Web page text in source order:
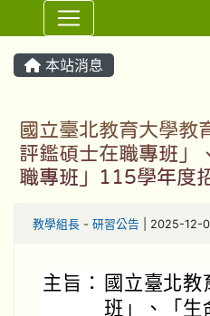
本站消息
國立臺北教育大學教
評鑑碩士在職專班」
職專班」115學年度
教學組長 - 研習公告 | 2025-12-
主旨：
國立臺北
班」、「生